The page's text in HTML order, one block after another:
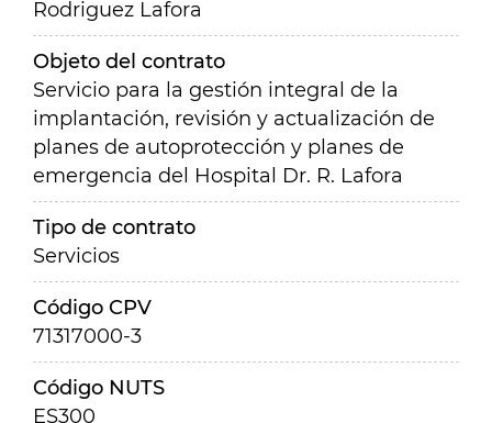
Rodriguez Lafora
Objeto del contrato
Servicio para la gestión integral de la
implantación, revisión y actualización de
planes de autoprotección y planes de
emergencia del Hospital Dr. R. Lafora
Tipo de contrato
Servicios
Código CPV
71317000-3
Código NUTS
ES300